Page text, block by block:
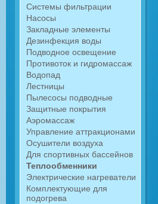
Системы фильтрации
Насосы
Закладные элементы
Дезинфекция воды
Подводное освещение
Противоток и гидромассаж
Водопад
Лестницы
Пылесосы подводные
Защитные покрытия
Аэромассаж
Управление аттракционами
Осушители воздуха
Для спортивных бассейнов
Теплообменники
Электрические нагреватели
Комплектующие для
подогрева